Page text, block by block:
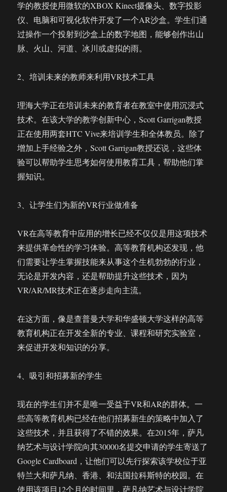
学的教授使用微软的XBOX Kinect摄像头、数字投影
仪、电脑和可视化软件开发了一个AR沙盒。学生们通
过操作一个投射到沙盒上的数字地图，能够创作出山
脉、火山、河道、冰川或虚拟的雨。
2、培训未来的教师来利用VR技术工具
理海大学正在培训未来的教育者在教室中使用沉浸式
技术。在该大学的教学创新中心，Scott Garrigan教授
正在使用两套HTC Vive来培训学生和全体教员。除了
增加上手经验之外，Scott Garrigan教授还说，这些体
验可以帮助学生思考如何使用教育工具，帮助他们掌
握知识。
3、让学生们为新的VR行业做准备
VR在高等教育中应用的增长已经不仅仅是用这项技术
来提供革命性的学习体验。高等教育机构还发现，他
们需要让学生掌握技能来从事这个生机勃勃的行业，
无论是开发内容，还是帮助提升这些技术，因为
VR/AR/MR技术正在逐步走向主流。
在这方面，像是查普曼大学和华盛顿大学这样的高等
教育机构正在开发全新的专业、课程和研究实验室，
来促进开发和知识的分享。
4、吸引和招募新的学生
现在的学生们并不是唯一受益于VR和AR的群体。一
些高等教育机构已经在他们招募新生的策略中加入了
这些技术，并且获得了不错的效果。在2015年，萨凡
纳艺术与设计学院向其30000名提交申请的学生寄送了
Google Cardboard，让他们可以先行探索该学校位于亚
特兰大和萨凡纳、香港、和法国拉科斯特的校园。在
使用该项目12个月的时间里，萨凡纳艺术与设计学院